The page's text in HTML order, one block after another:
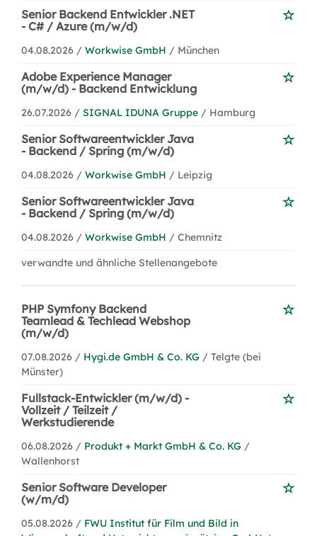
Senior Backend Entwickler .NET
- C# / Azure (m/w/d)
04.08.2026 / Workwise GmbH / München
Adobe Experience Manager
(m/w/d) - Backend Entwicklung
26.07.2026 / SIGNAL IDUNA Gruppe / Hamburg
Senior Softwareentwickler Java
- Backend / Spring (m/w/d)
04.08.2026 / Workwise GmbH / Leipzig
Senior Softwareentwickler Java
- Backend / Spring (m/w/d)
04.08.2026 / Workwise GmbH / Chemnitz
verwandte und ähnliche Stellenangebote
PHP Symfony Backend
Teamlead & Techlead Webshop
(m/w/d)
07.08.2026 / Hygi.de GmbH & Co. KG / Telgte (bei
Münster)
Fullstack-Entwickler (m/w/d) -
Vollzeit / Teilzeit /
Werkstudierende
06.08.2026 / Produkt + Markt GmbH & Co. KG /
Wallenhorst
Senior Software Developer
(w/m/d)
05.08.2026 / FWU Institut für Film und Bild in